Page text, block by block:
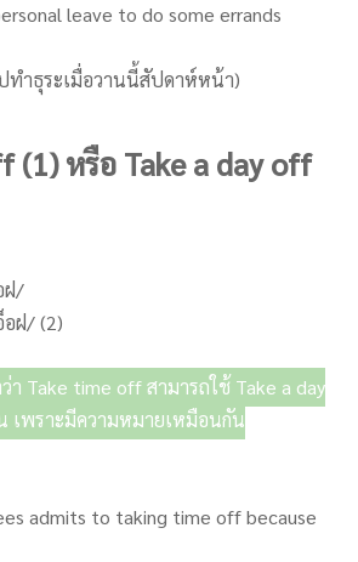
leave to do some errands
ทำธุระเมื่อวานนี้สัปดาห์หน้า)
(1) หรือ Take a day off
ฝ/
อฝ/ (2)
า Take time off สามารถใช้ Take a day
เพราะมีความหมายเหมือนกัน
admits to taking time off because